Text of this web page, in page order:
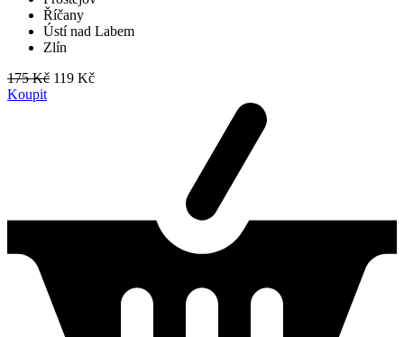
Říčany
Ústí nad Labem
Zlín
175 Kč 119 Kč
Koupit